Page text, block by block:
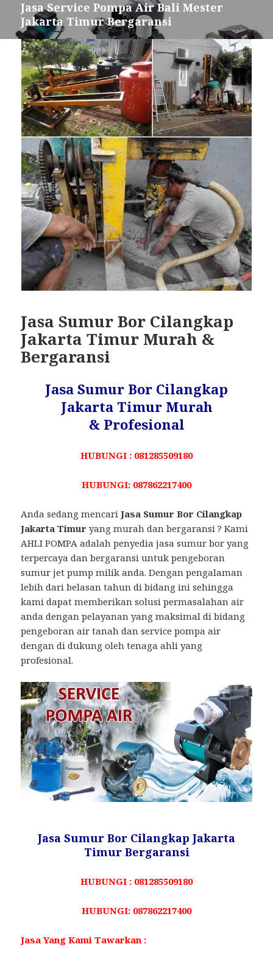
Next
post:
Jasa Service Pompa Air Bali Mester
Jakarta Timur Bergaransi
Jasa Sumur Bor Cilangkap
Jakarta Timur Murah &
Bergaransi
Jasa Sumur Bor Cilangkap
Jakarta Timur Murah
& Profesional
HUBUNGI : 081285509180
HUBUNGI: 087862217400
Anda sedang mencariJasa Sumur Bor Cilangkap
Jakarta Timur yang murah dan bergaransi ? Kami
AHLI POMPA adalah penyedia jasa sumur bor yang
terpercaya dan bergaransi untuk pengeboran
sumur jet pump milik anda. Dengan pengalaman
lebih dari belasan tahun di bidang ini sehingga
kami dapat memberikan solusi permasalahan air
anda dengan pelayanan yang maksimal di bidang
pengeboran air tanah dan service pompa air
dengan di dukung oleh tenaga ahli yang
profesional.
Jasa Sumur Bor Cilangkap Jakarta
Timur Bergaransi
HUBUNGI : 081285509180
HUBUNGI: 087862217400
Jasa Yang Kami Tawarkan :